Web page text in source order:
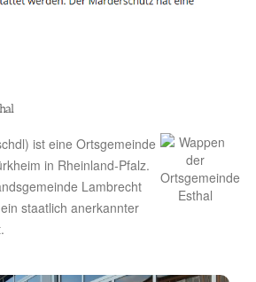
ist eine Ortsgemeinde
in Rheinland-Pfalz.
Lambrecht
staatlich anerkannter